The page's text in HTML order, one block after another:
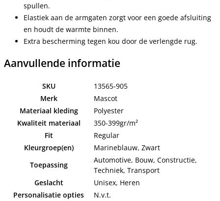
spullen.
Elastiek aan de armgaten zorgt voor een goede afsluiting
en houdt de warmte binnen.
Extra bescherming tegen kou door de verlengde rug.
Aanvullende informatie
SKU
13565-905
Merk
Mascot
Materiaal kleding
Polyester
Kwaliteit materiaal
350-399gr/m²
Fit
Regular
Kleurgroep(en)
Marineblauw, Zwart
Toepassing
Automotive, Bouw, Constructie,
Techniek, Transport
Geslacht
Unisex, Heren
Personalisatie opties
N.v.t.